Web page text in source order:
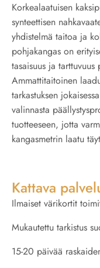
Korkealaatuisen
synteettisen
yhdistelmä taitoa ja
pohjakangas on
tasaisuus ja
Ammattitaitoinen
tarkastuksen
valinnasta
tuotteeseen, jotta
kangasmetrin laatu
Kattava
Ilmaiset värikortit
Mukautettu tarkistus
15-20 päivää